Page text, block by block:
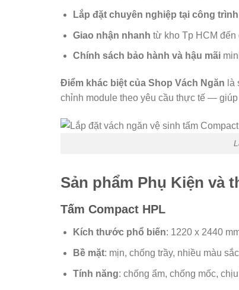
Lắp đặt chuyên nghiệp tại công trình
Giao nhận nhanh từ kho Tp HCM
Chính sách bảo hành và hậu mãi
Điểm khác biệt của Shop Vách Ngăn là
chỉnh module theo yêu cầu thực tế —
Sản phẩm Phụ Kiện và
Tấm Compact HPL
Kích thước phổ biến: 1220 x 2440
Bề mặt: mịn, chống trầy, nhiều màu
Tính năng: chống ẩm, chống mốc,